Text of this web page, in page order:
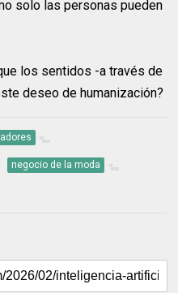
solo las personas pueden
los sentidos -a través de
deseo de humanización?
negocio de la moda